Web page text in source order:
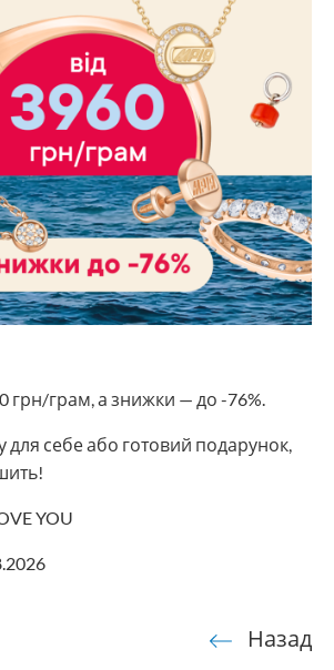
грн/грам, а знижки — до -76%.
для себе або готовий подарунок,
YOU
Назад